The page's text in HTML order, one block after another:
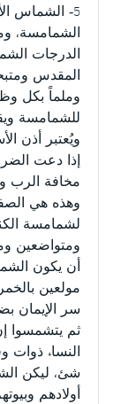
5- الشماس
الشمامسة،
الدرجات
المقدس
وملماً بكل
للشمامسة
ويُعتبر أذن
إذا دعت
مخافة الرب
وهذه هي
لشمامسة
ومتواضعين
أن يكون
مولعين
سر الإيمان
ثم يتشمسوا
النساء ذوات
شئ، ليكن
أولادهم